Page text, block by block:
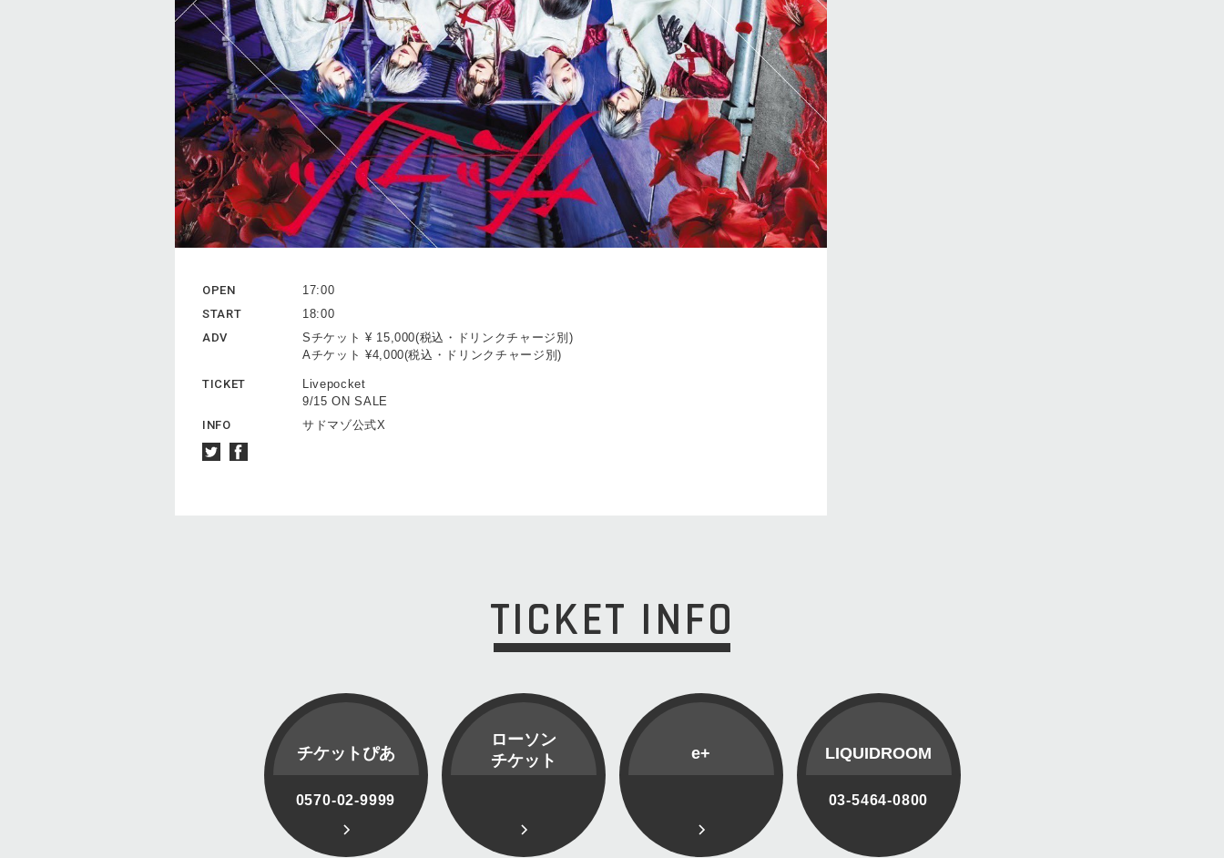
OPEN
17:00
START
18:00
ADV
Sチケット ¥ 15,000(税込・ドリンクチャージ別)
Aチケット ¥4,000(税込・ドリンクチャージ別)
TICKET
Livepocket
9/15 ON SALE
INFO
サドマゾ公式X
TICKET INFO
チケットぴあ
0570-02-9999
ローソン
チケット
e+ LIQUIDROOM
03-5464-0800